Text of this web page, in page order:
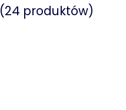
(24 produktów)